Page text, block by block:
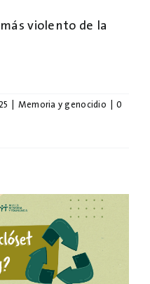
violento de la
Memoria y genocidio
0